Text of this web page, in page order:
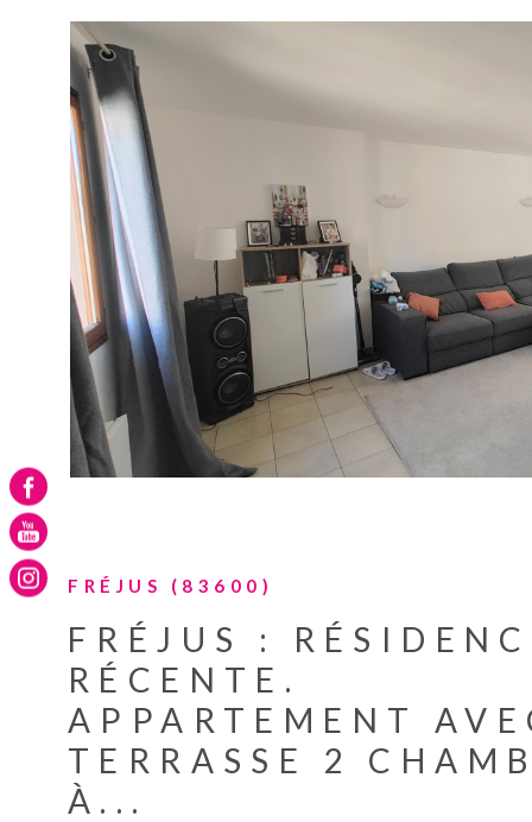
VOIR LE
FRÉJUS (83600)
FRÉJUS :
RÉCENTE.
APPARTEMENT
TERRASSE 2
À...